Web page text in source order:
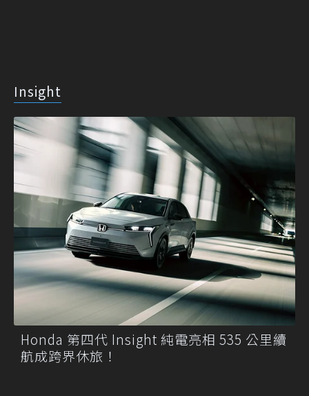
Insight
Honda 第四代 Insight 純電亮相 535 公里續
航成跨界休旅！